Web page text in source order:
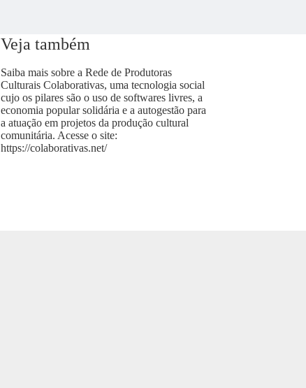
Veja também
Saiba mais sobre a Rede de Produtoras
Culturais Colaborativas, uma tecnologia social
cujo os pilares são o uso de softwares livres, a
economia popular solidária e a autogestão para
a atuação em projetos da produção cultural
comunitária. Acesse o site:
https://colaborativas.net/